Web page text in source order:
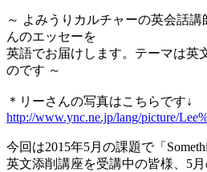
～ よみうりカルチャーの英会話
んのエッセーを
英語でお届けします。テーマは英
のです ～
＊リーさんの写真はこちらです↓
http://www.ync.ne.jp/lang/picture/
今回は2015年5月の課題で「
英文添削講座を受講中の皆様、5